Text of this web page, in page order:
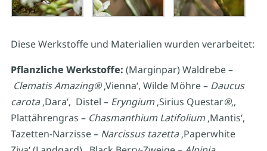
Diese Werkstoffe und Materialien wurden verarbeitet:
Pflanzliche Werkstoffe: (Marginpar) Waldrebe –
Clematis Amazing®‚Vienna‘, Wilde Möhre – Daucus
carota‚Dara‘, Distel – Eryngium‚Sirius Questar®‚,
Plattährengras – Chasmanthium Latifolium‚Mantis‘,
Tazetten-Narzisse – Narcissus tazetta‚Paperwhite